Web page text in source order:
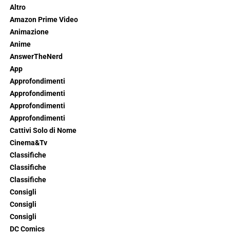
Altro
Amazon Prime Video
Animazione
Anime
AnswerTheNerd
App
Approfondimenti
Approfondimenti
Approfondimenti
Approfondimenti
Cattivi Solo di Nome
Cinema&Tv
Classifiche
Classifiche
Classifiche
Consigli
Consigli
Consigli
DC Comics